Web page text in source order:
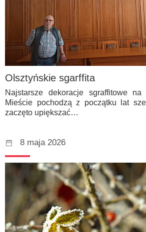
Olsztyńskie sgarffita
Najstarsze dekoracje sgraffitowe na
Mieście pochodzą z początku lat
zaczęto upiększać…
8 maja 2026